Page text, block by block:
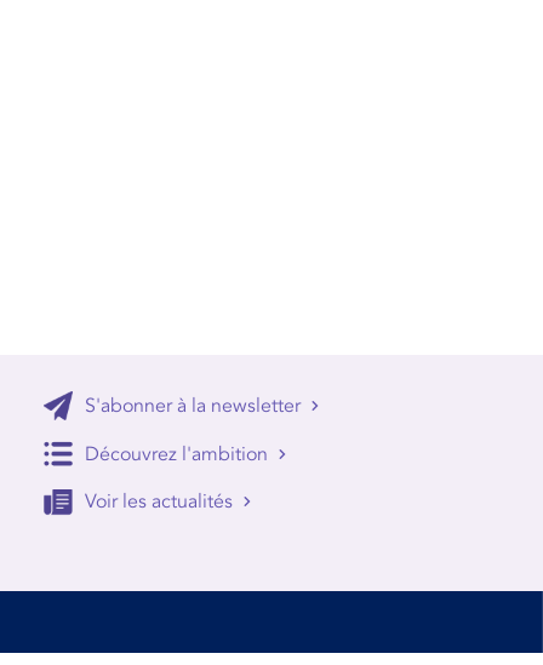
S'abonner à la newsletter
Découvrez l'ambition
Voir les actualités